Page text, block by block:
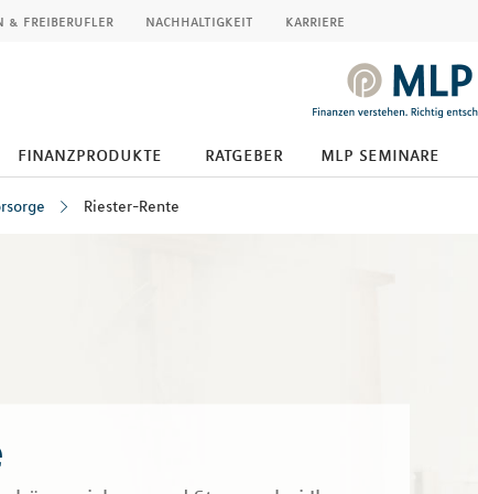
& freiberufler nachhaltigkeit karriere
finanzprodukte ratgeber mlp seminare
Riester-Rente